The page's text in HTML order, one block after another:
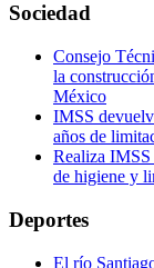
Sociedad
Consejo
la
México
IMSS
años de
Realiza IMSS
de higiene y
Deportes
El río